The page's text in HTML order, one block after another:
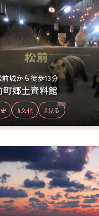
前城から徒歩13分
町郷土資料館
#文化 #見る